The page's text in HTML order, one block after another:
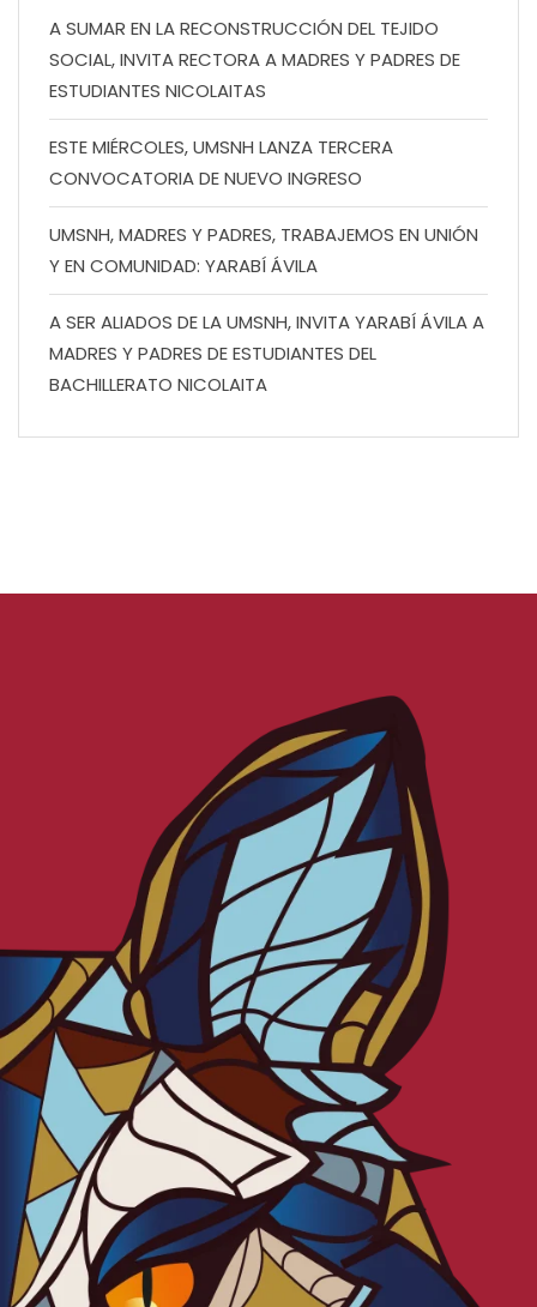
A SUMAR EN LA RECONSTRUCCIÓN DEL TEJIDO
SOCIAL, INVITA RECTORA A MADRES Y PADRES DE
ESTUDIANTES NICOLAITAS
ESTE MIÉRCOLES, UMSNH LANZA TERCERA
CONVOCATORIA DE NUEVO INGRESO
UMSNH, MADRES Y PADRES, TRABAJEMOS EN UNIÓN
Y EN COMUNIDAD: YARABÍ ÁVILA
A SER ALIADOS DE LA UMSNH, INVITA YARABÍ ÁVILA A
MADRES Y PADRES DE ESTUDIANTES DEL
BACHILLERATO NICOLAITA